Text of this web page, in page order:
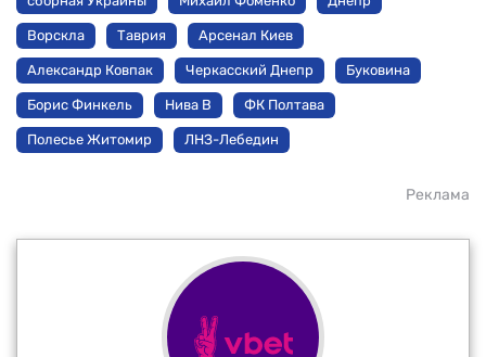
Ворскла Таврия Арсенал Киев
Александр Ковпак Черкасский Днепр Буковина
Борис Финкель Нива В ФК Полтава
Полесье Житомир ЛНЗ-Лебедин
Реклама